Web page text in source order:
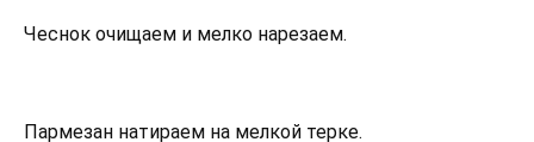
Чеснок очищаем и мелко нарезаем.
Пармезан натираем на мелкой терке.